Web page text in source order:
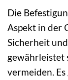
Die
Aspekt in der
Sicherheit
gewährleistet
vermeiden.